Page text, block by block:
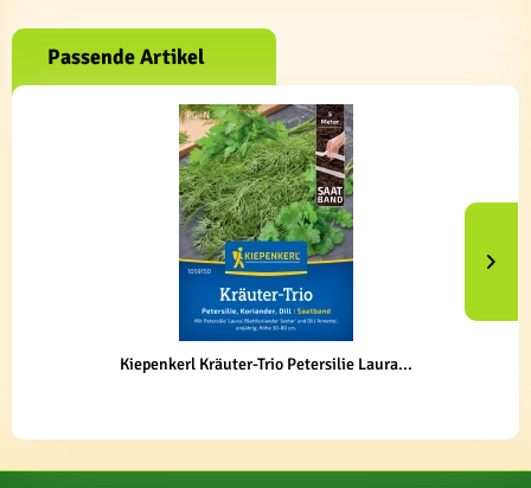
Passende Artikel
Kiepenkerl Kräuter-Trio Petersilie Laura...